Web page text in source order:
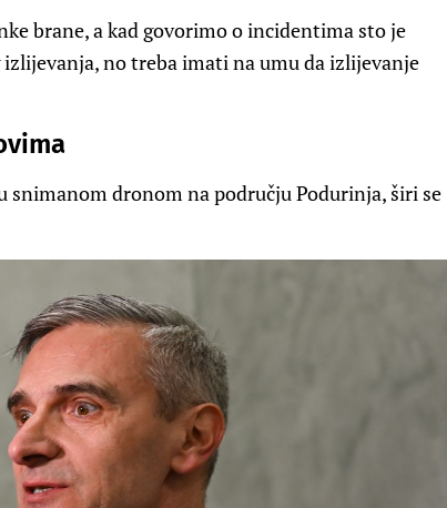
brane, a kad govorimo o incidentima sto je
no treba imati na umu da izlijevanje
snimanom dronom na području Podurinja, širi se